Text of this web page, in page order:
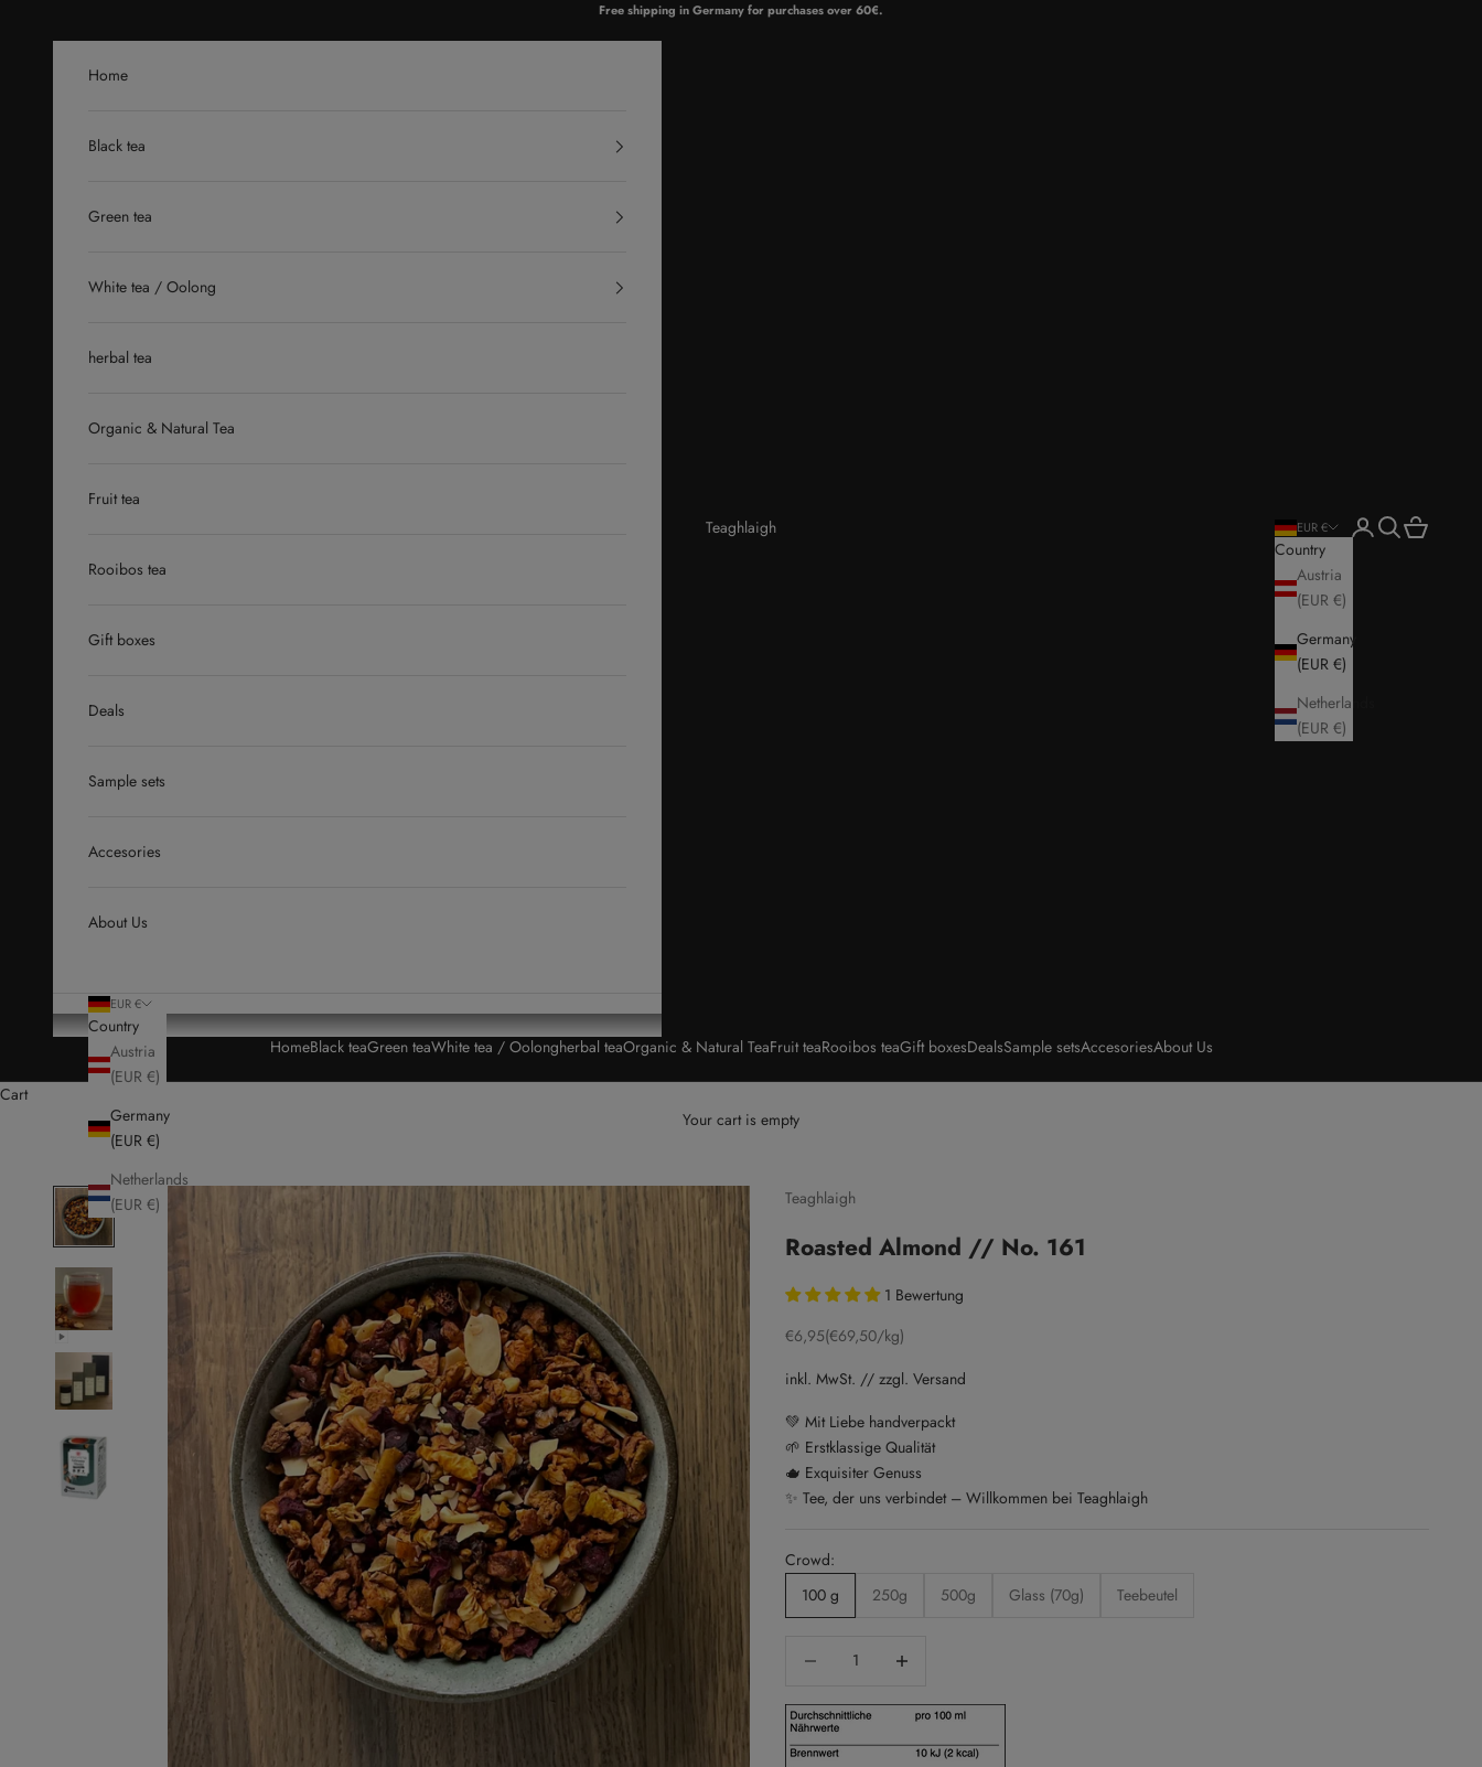
Free shipping in Germany for purchases over 60€.
Teaghlaigh
HomeBlack teaGreen teaWhite tea / Oolongherbal teaOrganic & Natural TeaFruit teaRooibos teaGift boxesDealsSample setsAccesoriesAbout Us
EUR €
Country
Austria
(EUR €)
Germany
(EUR €)
Netherlands
(EUR €)
LoginSearch
Cart
Home
Black tea
Green tea
White tea / Oolong
herbal tea
Organic & Natural Tea
Fruit tea
Rooibos tea
Gift boxes
Deals
Sample sets
Accesories
About Us
EUR €
Country
Austria
(EUR €)
Germany
(EUR €)
Netherlands
(EUR €)
Cart
Your cart is empty
Teaghlaigh
Roasted Almond // No. 161
1 Bewertung
Sale price
€6,95(€69,50/kg)
inkl. MwSt. // zzgl. Versand
💚 Mit Liebe handverpackt
🌱 Erstklassige Qualität
🫖 Exquisiter Genuss
✨ Tee, der uns verbindet – Willkommen bei Teaghlaigh
Crowd:
100 g
250g 500g Glass (70g) Teebeutel